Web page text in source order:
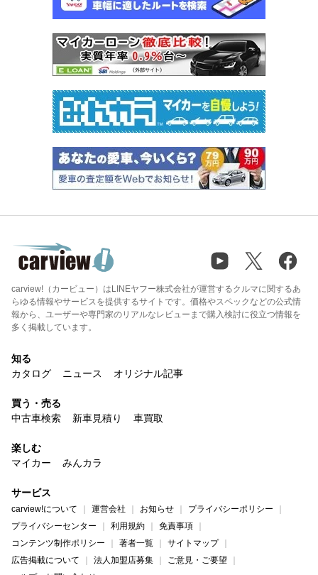
carview!（カービュー）はLINEヤフー株式会社が運営するクルマに関するあ
らゆる情報やサービスを提供するサイトです。価格やスペックなどの公式情
報から、ユーザーや専門家のリアルなレビューまで購入検討に役立つ情報を
多く掲載しています。
知る
カタログ
ニュース オリジナル記事
買う・売る
中古車検索
新車見積り 車買取
楽しむ
マイカー
みんカラ
サービス
carview!について 運営会社 お知らせ
プライバシーポリシー
プライバシーセンター
利用規約
免責事項
コンテンツ制作ポリシー
著者一覧
サイトマップ
広告掲載について
法人加盟店募集
ご意見・ご要望